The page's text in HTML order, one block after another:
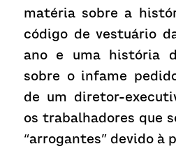
matéria sobre a
código de vestuário
ano e uma história
sobre o infame
de um diretor-
os trabalhadores que
“arrogantes” devido à